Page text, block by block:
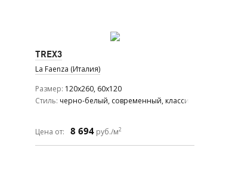
TREX3
La Faenza (Италия)
Размер 120x260, 60x120
Стиль черно-белый, современный, классический
Цена от: 8 694 руб./м2